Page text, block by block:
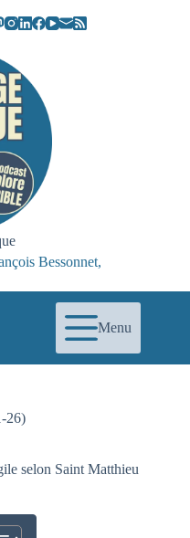
Bessonnet,
Menu
26)
selon Saint Matthieu